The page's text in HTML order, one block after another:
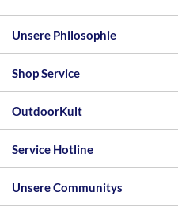
Unsere Philosophie
Shop Service
OutdoorKult
Service Hotline
Unsere Communitys